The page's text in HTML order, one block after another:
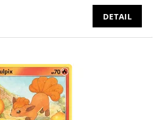
DETAIL